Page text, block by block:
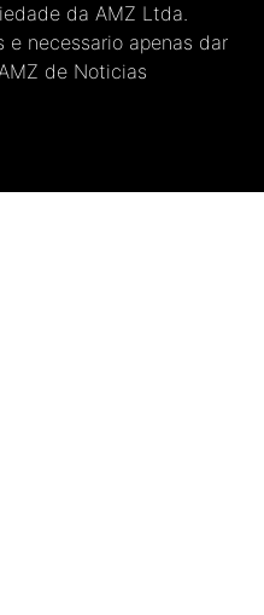
da AMZ Ltda.
e necessario apenas dar
de Noticias